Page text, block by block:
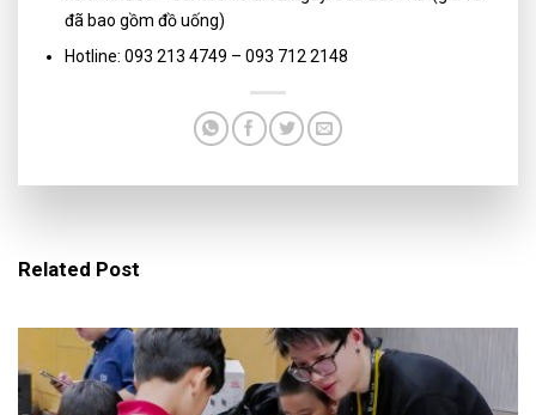
đã bao gồm đồ uống)
Hotline: 093 213 4749 – ‭093 712 2148‬
Related Post